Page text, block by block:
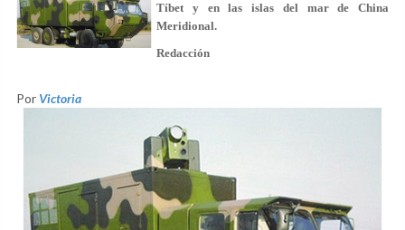
Tíbet y en las islas del mar de China
Meridional.
Redacción
Por Victoria